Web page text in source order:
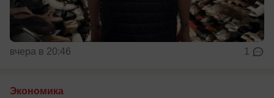
вчера в 20:46 1
Экономика